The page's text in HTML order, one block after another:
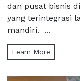
dan pusat bisnis
yang terintegrasi
mandiri. ...
Learn More